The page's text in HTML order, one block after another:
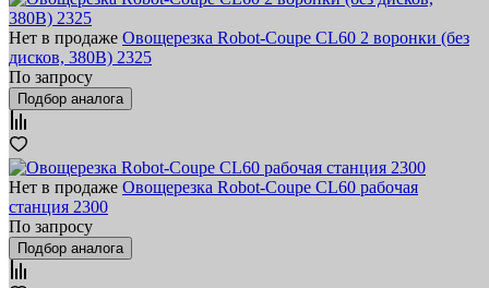
Нет в продаже Овощерезка Robot-Coupe CL60 2 воронки (без
дисков, 380В) 2325
По запросу
Подбор аналога
Нет в продаже Овощерезка Robot-Coupe CL60 рабочая
станция 2300
По запросу
Подбор аналога